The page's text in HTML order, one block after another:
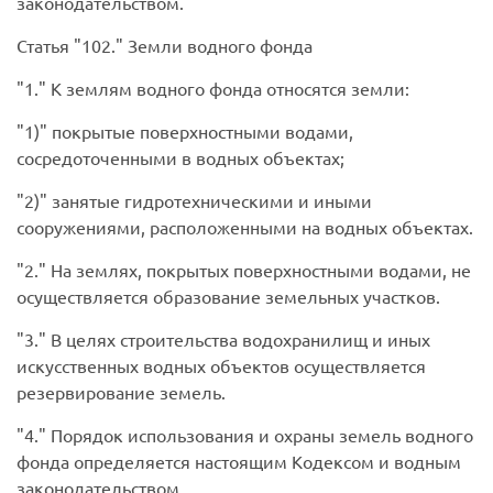
Статья
102. Земли водного фонда
1.
К землям водного фонда относятся земли:
1)
покрытые поверхностными водами,
сосредоточенными в водных объектах;
2)
занятые гидротехническими и иными
сооружениями, расположенными на водных объектах.
2.
На землях, покрытых поверхностными водами, не
осуществляется образование земельных участков.
3.
В целях строительства водохранилищ и иных
искусственных водных объектов осуществляется
резервирование земель.
4.
Порядок использования и охраны земель водного
фонда определяется настоящим Кодексом и водным
законодательством.